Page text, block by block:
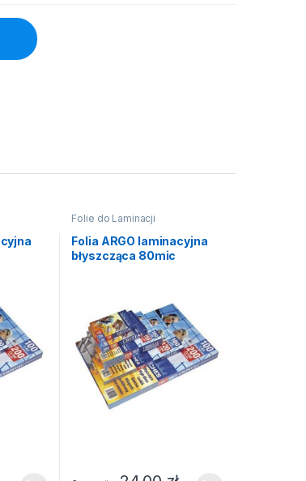
Folie do Laminacji
Folia ARGO laminacyjna
błyszcząca 80mic